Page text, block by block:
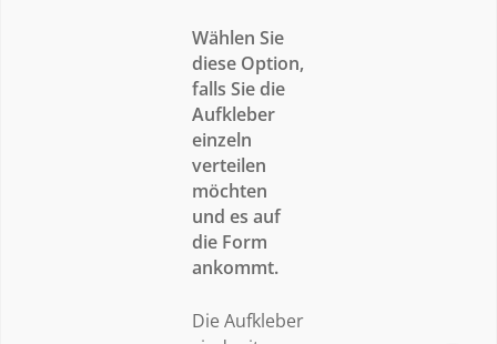
Wählen Sie
diese Option,
falls Sie die
Aufkleber
einzeln
verteilen
möchten
und es auf
die Form
ankommt.
Die Aufkleber